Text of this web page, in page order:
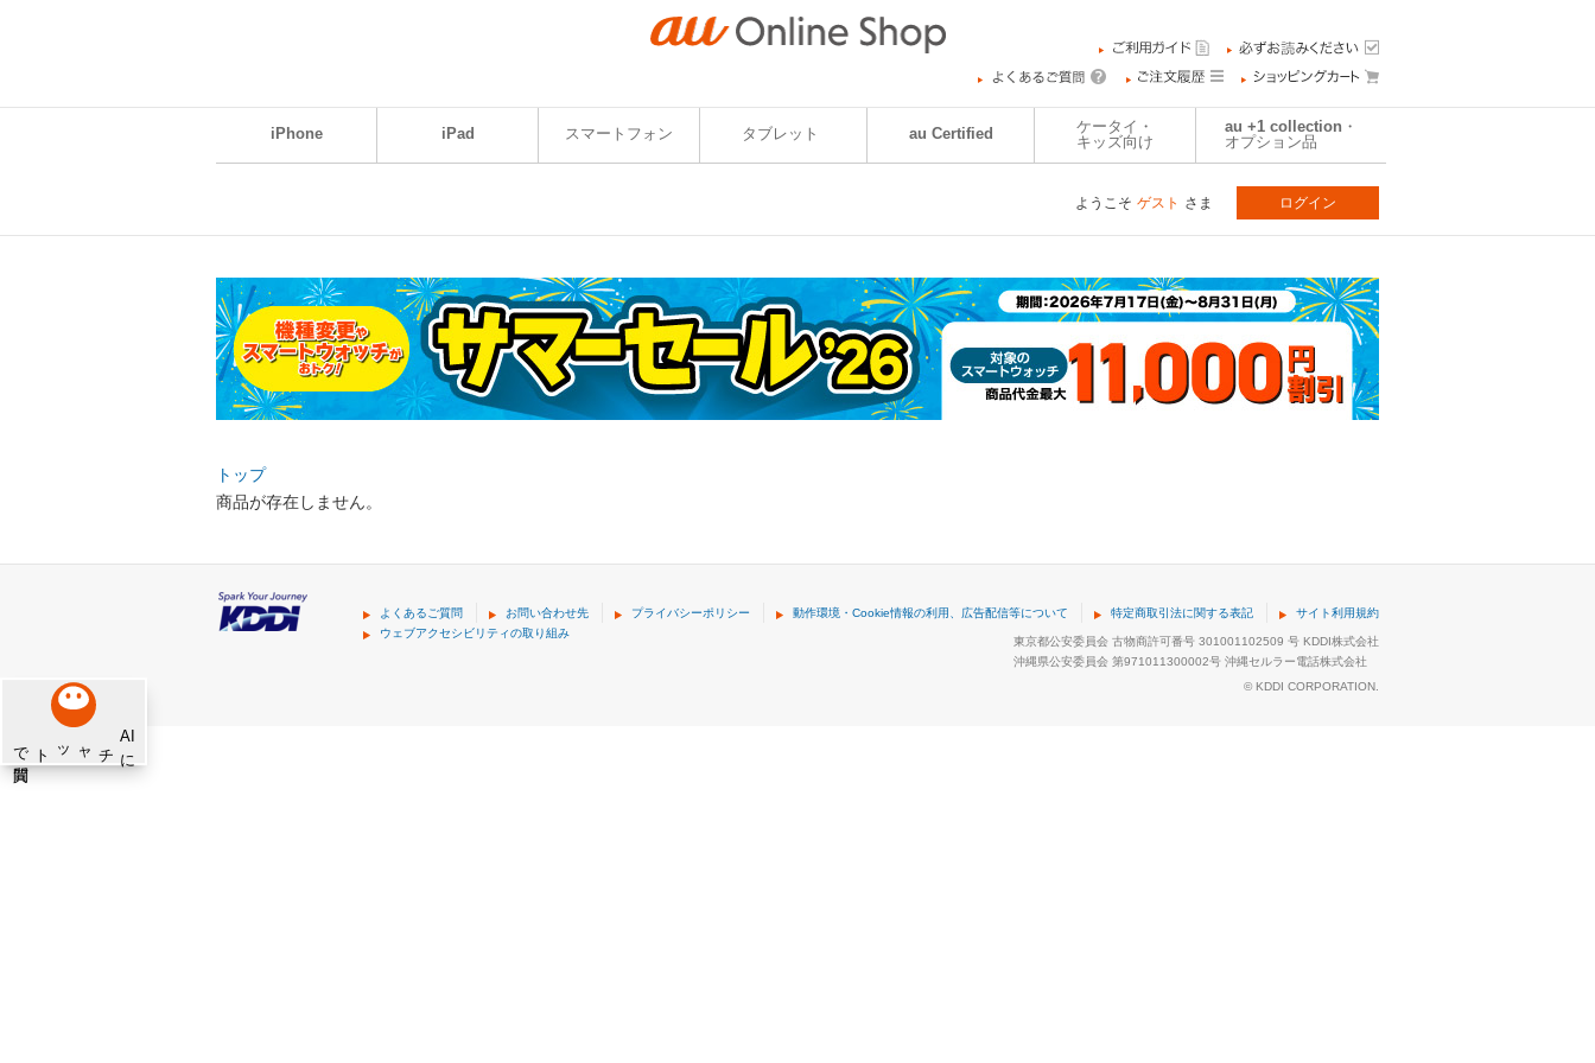
iPhone iPad スマートフォン タブレット au Certified
ケータイ・
キッズ向け
au +1 collection・
オプション品
ようこそ ゲスト さま ログイン
トップ
商品が存在しません。
よくあるご質問 お問い合わせ先 プライバシーポリシー 動作環境・Cookie情報の利用、広告配信等について 特定商取引法に関する表記
サイト利用規約
ウェブアクセシビリティの取り組み
東京都公安委員会 古物商許可番号 301001102509 号 KDDI株式会社
沖縄県公安委員会 第971011300002号 沖縄セルラー電話株式会社
© KDDI CORPORATION.